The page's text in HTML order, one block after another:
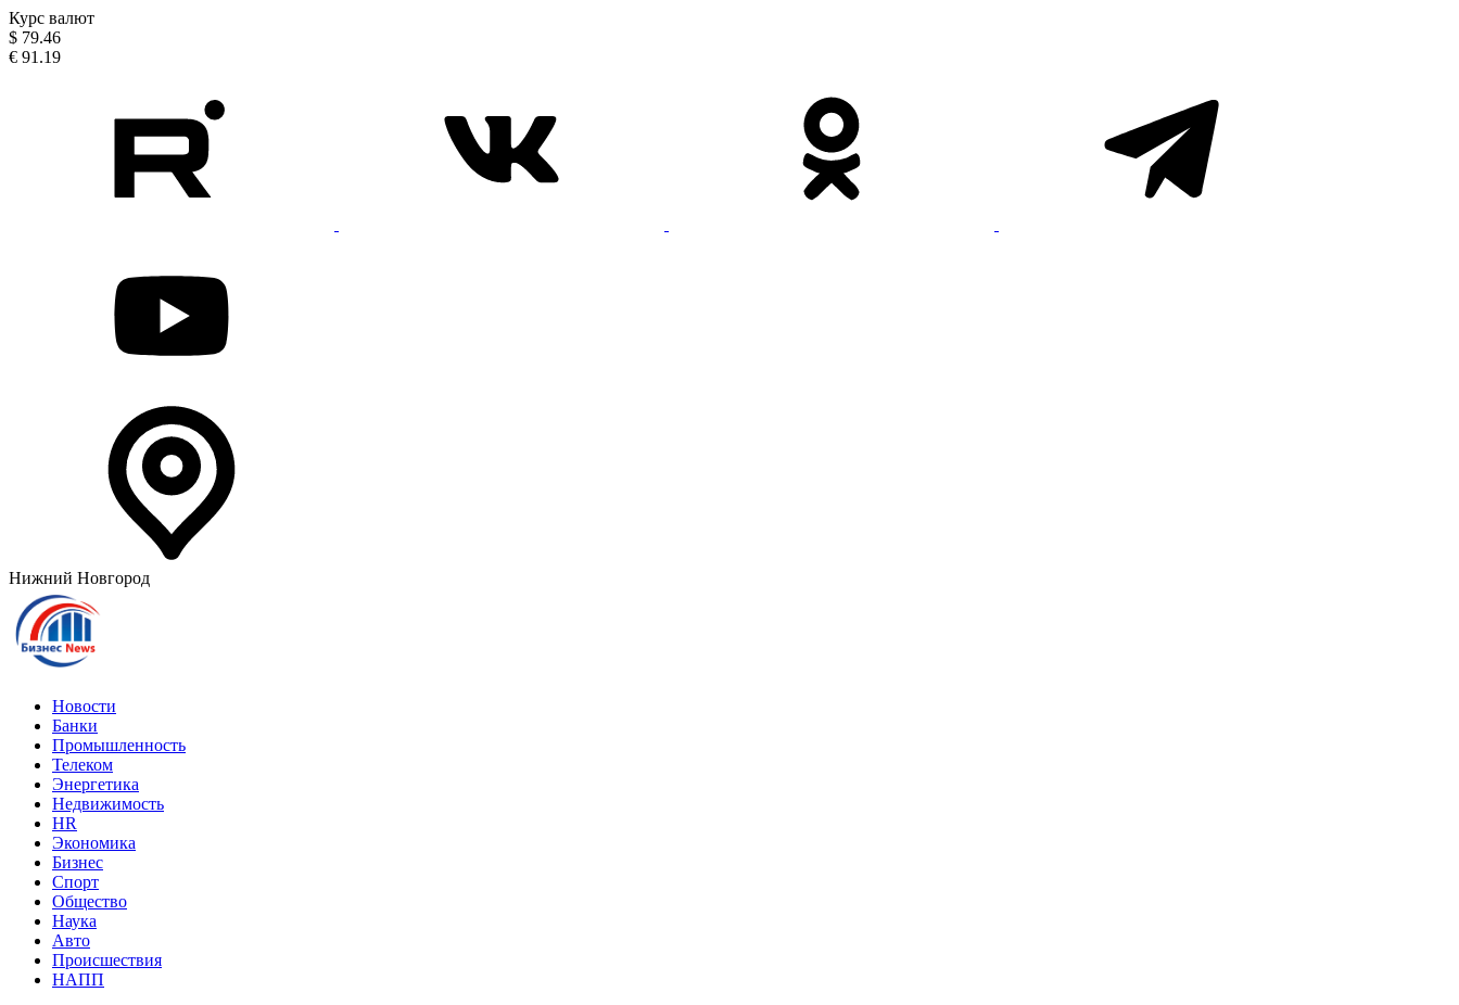
Курс валют
$ 79.46
€ 91.19
Нижний Новгород
Новости
Банки
Промышленность
Телеком
Энергетика
Недвижимость
HR
Экономика
Бизнес
Спорт
Общество
Наука
Авто
Происшествия
НАПП